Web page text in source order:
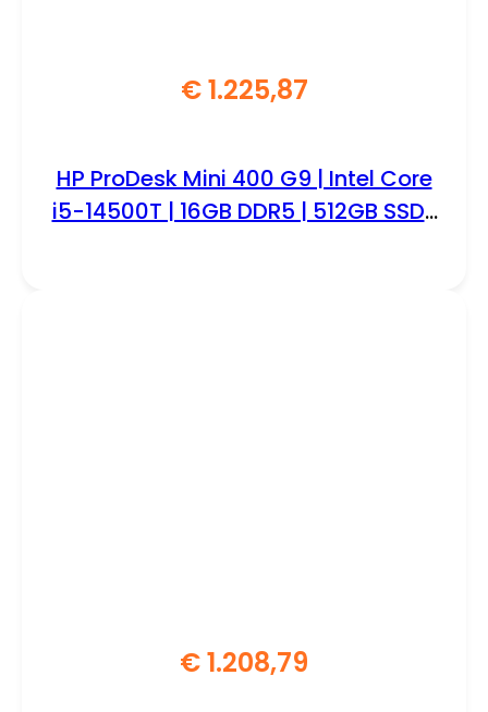
€1.225,87
HP ProDesk Mini 400 G9 | Intel Core
i5-14500T | 16GB DDR5 | 512GB SSD |
€1.208,79